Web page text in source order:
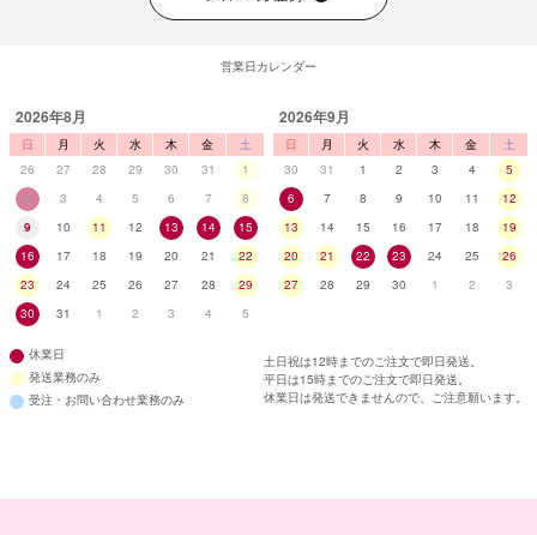
営業日カレンダー
2026年8月
日 月 火 水 木 金
土
26
27 28 29 30 31
1
2
3 4 5 6 7
8
9
10 11 12 13 14
15
16
17 18 19 20 21
22
23
24 25 26 27 28
29
30
31 1 2 3 4 5
2026年9月
日 月 火 水 木 金
土
30
31 1 2 3 4
5
6
7 8 9 10 11
12
13
14 15 16 17 18
19
20
21 22 23 24 25
26
27
28 29 30 1 2 3
休業日
発送業務のみ
受注・お問い合わせ業務のみ
土日祝は12時までのご注文で即日発送。
平日は15時までのご注文で即日発送。
休業日は発送できませんので、ご注意願います。